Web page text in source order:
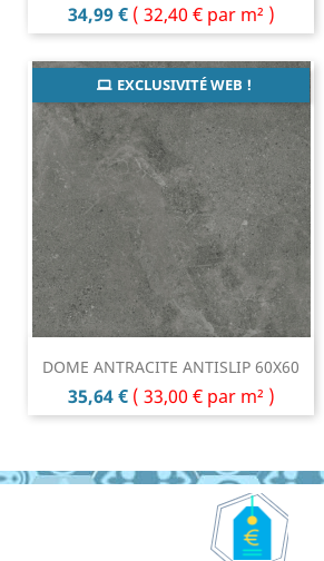
Prix
34,99 € ( 32,40 € par m² )
DOME ANTRACITE ANTISLIP 60X60
Prix
35,64 € ( 33,00 € par m² )
EXCLUSIVITÉ WEB !